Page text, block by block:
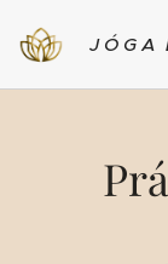
J Ó G A